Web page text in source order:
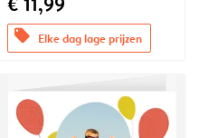
offers Elke dag lage prijzen